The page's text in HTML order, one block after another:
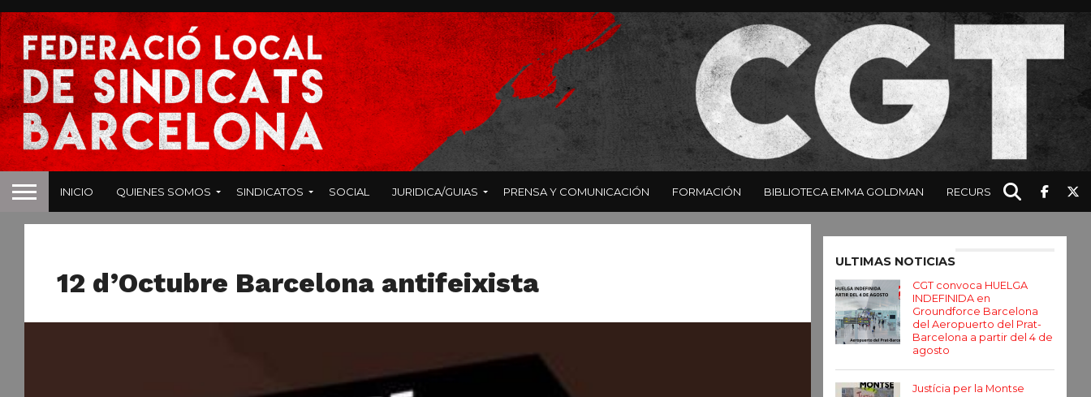
INICIO QUIENES SOMOS SINDICATOS SOCIAL JURIDICA/GUIAS PRENSA Y COMUNICACIÓN FORMACIÓN BIBLIOTECA EMMA GOLDMAN RECURSOS
12 d’Octubre Barcelona antifeixista
ULTIMAS NOTICIAS
CGT convoca HUELGA
INDEFINIDA en
Groundforce Barcelona
del Aeropuerto del Prat-
Barcelona a partir del 4 de
agosto
Justícia per la Montse